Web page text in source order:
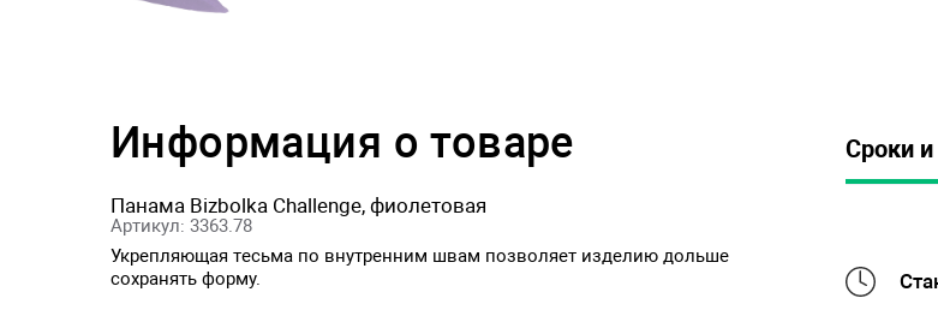
Информация о товаре
Панама Bizbolka Challenge, фиолетовая
Артикул: 3363.78
Укрепляющая тесьма по внутренним швам позволяет изделию дольше
сохранять форму.
Сроки